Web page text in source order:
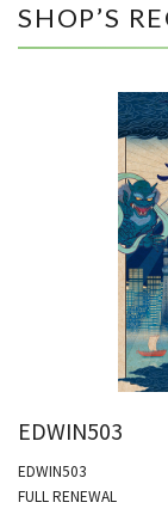
SHOP’S
EDWIN503
EDWIN503
FULL RENEWAL